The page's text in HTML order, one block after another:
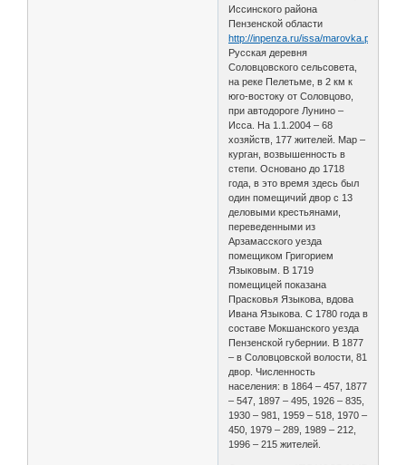
Иссинского района
Пензенской области
http://inpenza.ru/issa/marovka.php
Русская деревня
Соловцовского сельсовета,
на реке Пелетьме, в 2 км к
юго-востоку от Соловцово,
при автодороге Лунино –
Исса. На 1.1.2004 – 68
хозяйств, 177 жителей. Мар –
курган, возвышенность в
степи. Основано до 1718
года, в это время здесь был
один помещичий двор с 13
деловыми крестьянами,
переведенными из
Арзамасского уезда
помещиком Григорием
Языковым. В 1719
помещицей показана
Прасковья Языкова, вдова
Ивана Языкова. С 1780 года в
составе Мокшанского уезда
Пензенской губернии. В 1877
– в Соловцовской волости, 81
двор. Численность
населения: в 1864 – 457, 1877
– 547, 1897 – 495, 1926 – 835,
1930 – 981, 1959 – 518, 1970 –
450, 1979 – 289, 1989 – 212,
1996 – 215 жителей.